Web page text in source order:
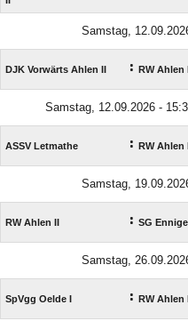
Samstag,
DJK Vorwärts Ahlen II : RW Ahlen II
Samstag, 12.09.2026 -
ASSV Letmathe : RW Ahlen II
Samstag,
RW Ahlen II : SG
Samstag,
SpVgg Oelde I : RW Ahlen II